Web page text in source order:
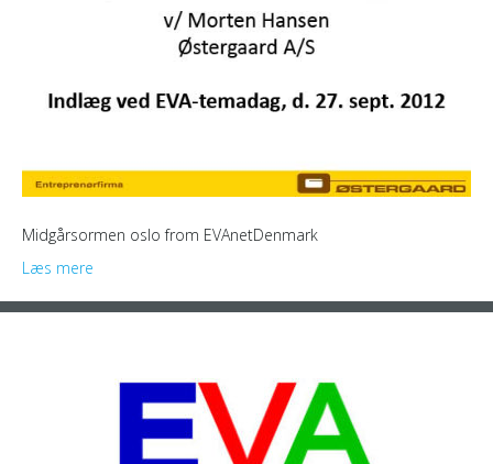
Midgårsormen oslo from EVAnetDenmark
Læs mere